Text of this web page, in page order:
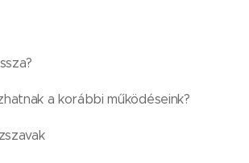
a korábbi működéseink?